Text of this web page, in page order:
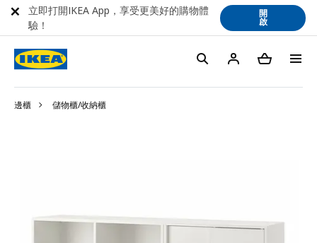
邊櫃 儲物櫃/收納櫃
立即打開IKEA App，享受更美好的購物體
驗！
開
啟